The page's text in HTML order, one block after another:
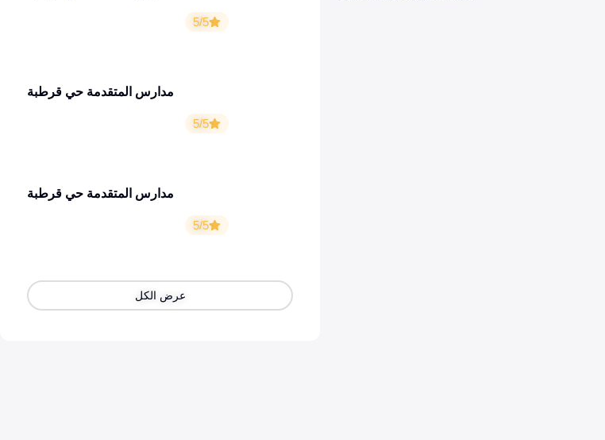
5/5
مدارس المتقدمة حي قرطبة
5/5
مدارس المتقدمة حي قرطبة
5/5
عرض الكل